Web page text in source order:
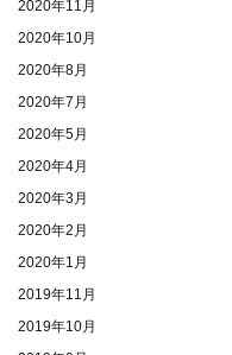
2020年11月
2020年10月
2020年8月
2020年7月
2020年5月
2020年4月
2020年3月
2020年2月
2020年1月
2019年11月
2019年10月